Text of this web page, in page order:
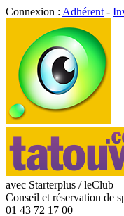
Connexion : Adhérent -
avec Starterplus / leClub
Conseil et réservation de
01 43 72 17 00